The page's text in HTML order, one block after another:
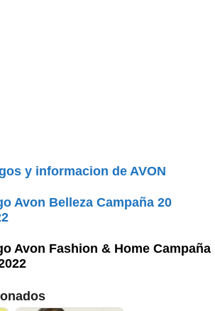
y informacion de AVON
Avon Belleza Campaña 20
Avon Fashion & Home Campaña